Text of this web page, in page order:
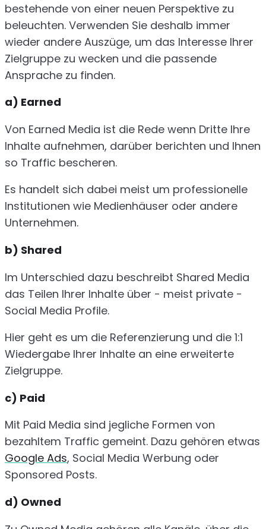
bestehende von einer neuen Perspektive zu
beleuchten. Verwenden Sie deshalb immer
wieder andere Auszüge, um das Interesse Ihrer
Zielgruppe zu wecken und die passende
Ansprache zu finden.
a) Earned
Von Earned Media ist die Rede wenn Dritte Ihre
Inhalte aufnehmen, darüber berichten und Ihnen
so Traffic bescheren.
Es handelt sich dabei meist um professionelle
Institutionen wie Medienhäuser oder andere
Unternehmen.
b) Shared
Im Unterschied dazu beschreibt Shared Media
das Teilen Ihrer Inhalte über - meist private -
Social Media Profile.
Hier geht es um die Referenzierung und die 1:1
Wiedergabe Ihrer Inhalte an eine erweiterte
Zielgruppe.
c) Paid
Mit Paid Media sind jegliche Formen von
bezahltem Traffic gemeint. Dazu gehören etwas
Google Ads, Social Media Werbung oder
Sponsored Posts.
d) Owned